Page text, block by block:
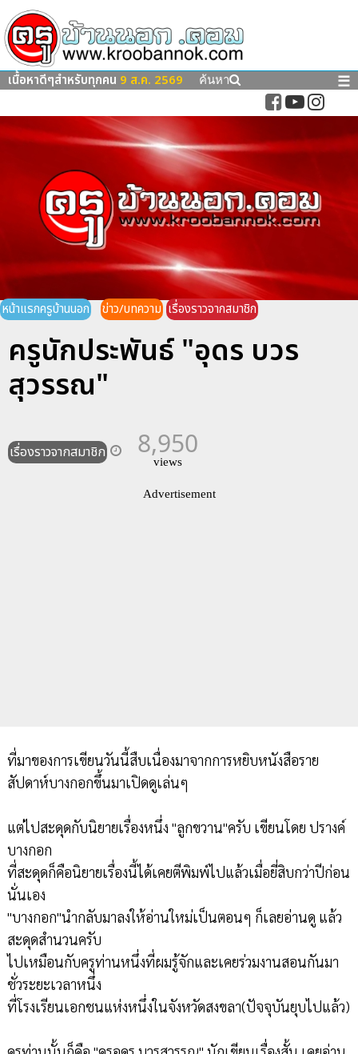
เนื้อหาดีๆสำหรับทุกคน 9 ส.ค. 2569 ค้นหา ☰
หน้าแรกครูบ้านนอก ข่าว/บทความ เรื่องราวจากสมาชิก
ครูนักประพันธ์ "อุดร บวร
สุวรรณ"
เรื่องราวจากสมาชิก 8,950
views
Advertisement
ที่มาของการเขียนวันนี้สืบเนื่องมาจากการหยิบหนังสือราย
สัปดาห์บางกอกขึ้นมาเปิดดูเล่นๆ
แต่ไปสะดุดกับนิยายเรื่องหนึ่ง "ลูกขวาน"ครับ เขียนโดย ปรางค์
บางกอก
ที่สะดุดก็คือนิยายเรื่องนี้ได้เคยตีพิมพ์ไปแล้วเมื่อยี่สิบกว่าปีก่อน
นั่นเอง
"บางกอก"นำกลับมาลงให้อ่านใหม่เป็นตอนๆ ก็เลยอ่านดู แล้ว
สะดุดสำนวนครับ
ไปเหมือนกับครูท่านหนึ่งที่ผมรู้จักและเคยร่วมงานสอนกันมา
ชั่วระยะเวลาหนึ่ง
ที่โรงเรียนเอกชนแห่งหนึ่งในจังหวัดสงขลา(ปัจจุบันยุบไปแล้ว)